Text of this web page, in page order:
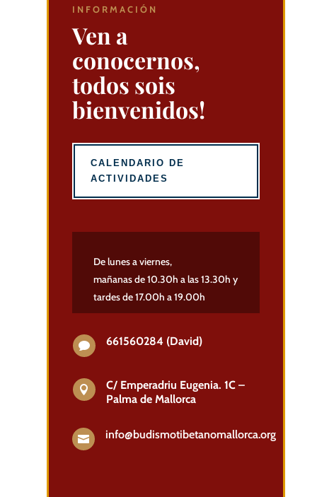
INFORMACIÓN
Ven a
conocernos,
todos sois
bienvenidos!
CALENDARIO DE
ACTIVIDADES
De lunes a viernes,
mañanas de 10.30h a las 13.30h y
tardes de 17.00h a 19.00h
 661560284 (David)

C/ Emperadriu Eugenia. 1C –
Palma de Mallorca
 info@budismotibetanomallorca.org